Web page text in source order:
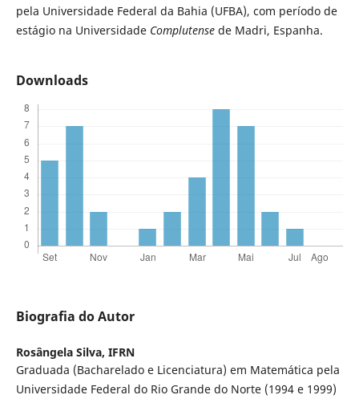
pela Universidade Federal da Bahia (UFBA), com período de
estágio na Universidade Complutense de Madri, Espanha.
Downloads
Biografia do Autor
Rosângela Silva, IFRN
Graduada (Bacharelado e Licenciatura) em Matemática pela
Universidade Federal do Rio Grande do Norte (1994 e 1999)